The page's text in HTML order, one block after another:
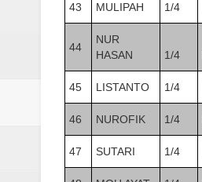
43 MULIPAH 1/4
44
NUR
HASAN
1/4
45 LISTANTO 1/4
46 NUROFIK 1/4
47 SUTARI 1/4